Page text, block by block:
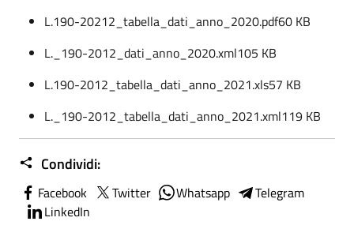
L.190-20212_tabella_dati_anno_2020.pdf60 KB
L._190-2012_dati_anno_2020.xml105 KB
L.190-2012_tabella_dati_anno_2021.xls57 KB
L._190-2012_tabella_dati_anno_2021.xml119 KB
Condividi:
Facebook Twitter Whatsapp
Telegram
LinkedIn